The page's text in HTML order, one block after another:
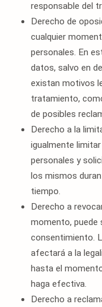
responsable del
Derecho de
cualquier
personales. En
datos, salvo en
existan motivos
tratamiento,
de posibles
Derecho a la
igualmente
personales y
los mismos
tiempo.
Derecho a
momento, puede
consentimiento.
afectará a la
hasta el
haga efectiva.
Derecho a